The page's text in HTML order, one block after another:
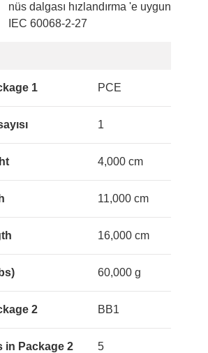
nüs dalgası hızlandırma 'e uygun
IEC 60068-2-27
1 PCE
1
4,000 cm
11,000 cm
16,000 cm
60,000 g
2 BB1
in Package 2 5